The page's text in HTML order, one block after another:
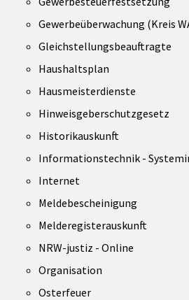
Gewerbeüberwachung (Kreis
Gleichstellungsbeauftragte
Haushaltsplan
Hausmeisterdienste
Hinweisgeberschutzgesetz
Historikauskunft
Informationstechnik -
Internet
Meldebescheinigung
Melderegisterauskunft
NRW-justiz - Online
Organisation
Osterfeuer